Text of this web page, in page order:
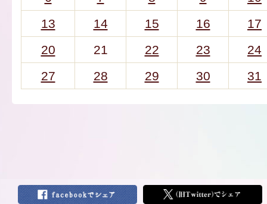
13
14 15 16
17
20
21 22 23
24
27
28 29 30 31